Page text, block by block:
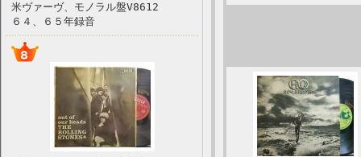
米ヴァーヴ、モノラル盤V8612
６４、６５年録音